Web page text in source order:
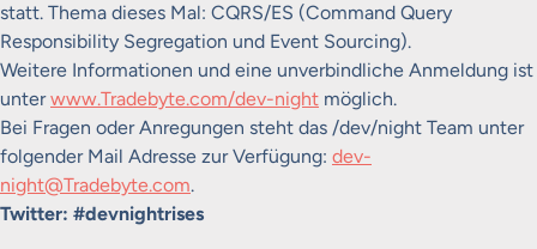
statt. Thema dieses Mal: CQRS/ES (Command Query
Responsibility Segregation und Event Sourcing).
Weitere Informationen und eine unverbindliche Anmeldung ist
unterwww.Tradebyte.com/dev-night möglich.
Bei Fragen oder Anregungen steht das /dev/night Team unter
folgender Mail Adresse zur Verfügung: dev-
night@Tradebyte.com.
Twitter: #devnightrises